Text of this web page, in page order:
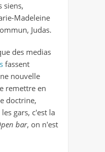
siens,
Madeleine
Judas.
des medias
fassent
nouvelle
remettre en
doctrine,
gars, c'est la
bar, on n'est